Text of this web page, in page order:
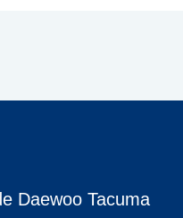
Daewoo Tacuma